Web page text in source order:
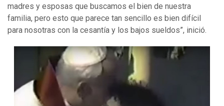
madres y esposas que buscamos el bien de nuestra
familia, pero esto que parece tan sencillo es bien difícil
para nosotras con la cesantía y los bajos sueldos”, inició.